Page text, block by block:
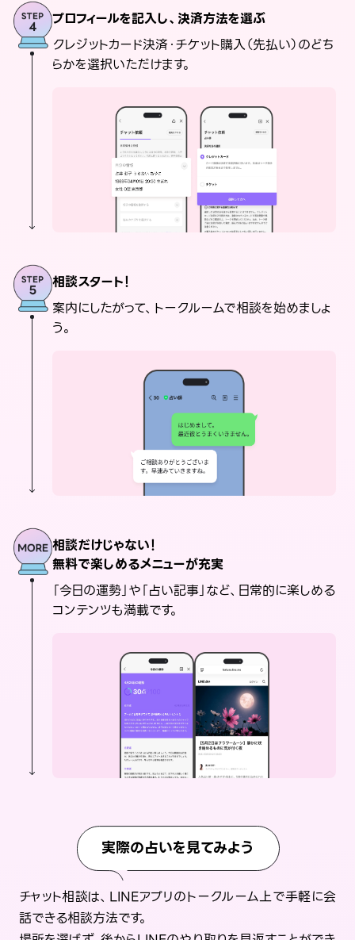
プロフィールを記入し、決済方法を選ぶ
クレジットカード決済・チケット購入（先払い）のどち
らかを選択いただけます。
相談スタート！
案内にしたがって、トークルームで相談を始めましょ
う。
相談だけじゃない！
無料で楽しめるメニューが充実
「今日の運勢」や「占い記事」など、日常的に楽しめる
コンテンツも満載です。
実際の占いを見てみよう
チャット相談は、LINEアプリのトークルーム上で手軽に会
話できる相談方法です。